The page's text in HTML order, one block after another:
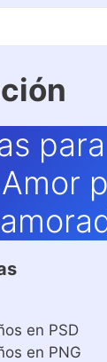
en PSD
en PNG